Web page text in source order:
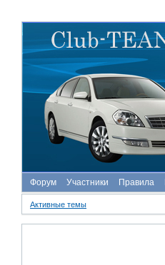
Форум Участники Правила
Активные темы